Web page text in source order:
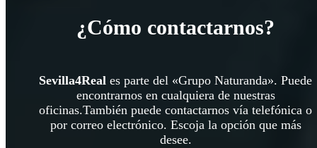
¿Cómo contactarnos?
Sevilla4Reales parte del «Grupo Naturanda». Puede
encontrarnos en cualquiera de nuestras
oficinas.También puede contactarnos vía telefónica o
por correo electrónico. Escoja la opción que más
desee.